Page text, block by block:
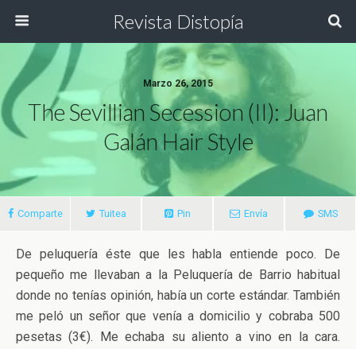
Revista Distopía
Marzo 26, 2015
The Sevillian Secession (II): Juan
Galán Hair Style
Comparte Tuitea Pin Envía SMS
De peluquería éste que les habla entiende poco. De
pequeño me llevaban a la Peluquería de Barrio habitual
donde no tenías opinión, había un corte estándar. También
me peló un señor que venía a domicilio y cobraba 500
pesetas (3€). Me echaba su aliento a vino en la cara.